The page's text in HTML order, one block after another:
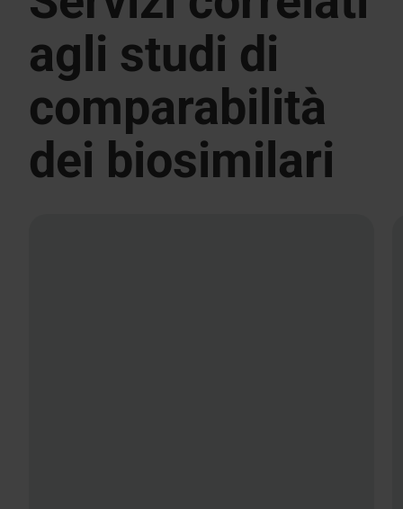
agli studi di
comparabilità
dei biosimilari